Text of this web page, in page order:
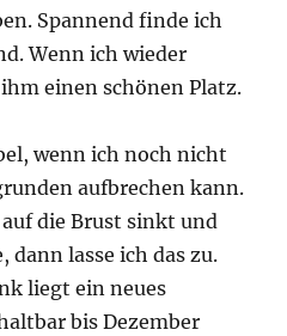
Spannend finde ich
Wenn ich wieder
einen schönen Platz.
wenn ich noch nicht
aufbrechen kann.
die Brust sinkt und
dann lasse ich das zu.
liegt ein neues
bis Dezember